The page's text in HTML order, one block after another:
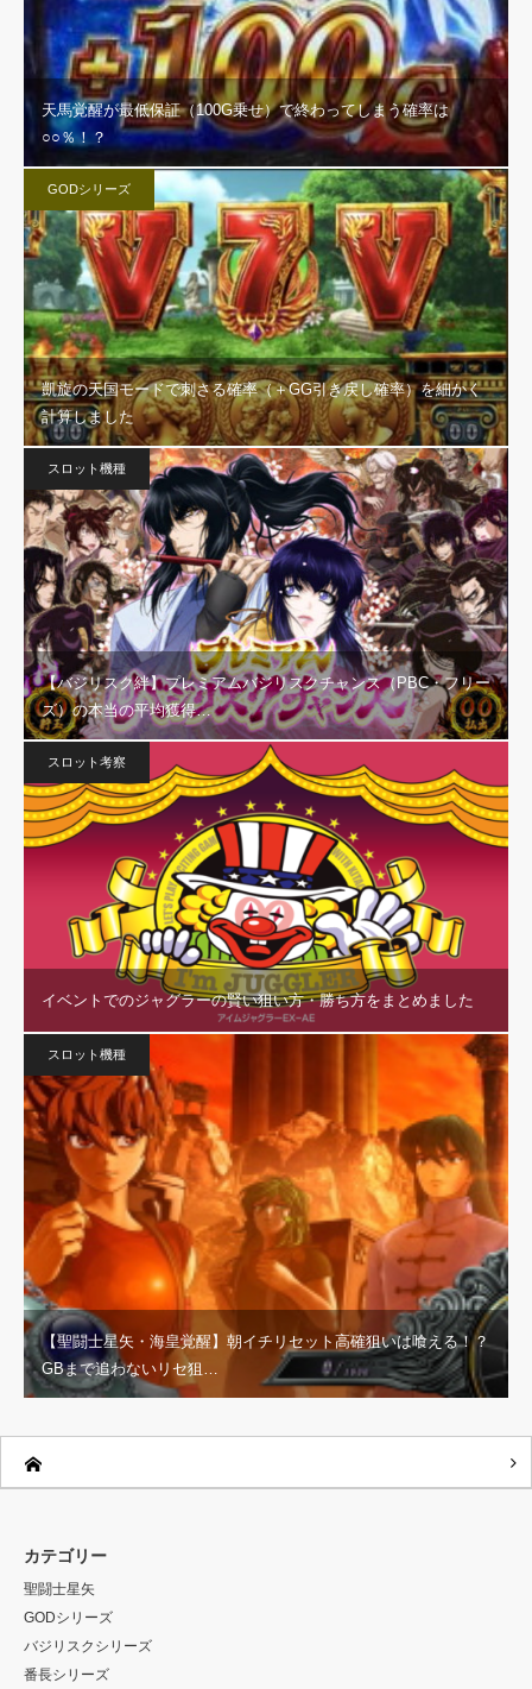
天馬覚醒が最低保証（100G乗せ）で終わってしまう確率は
○○％！？
GODシリーズ
凱旋の天国モードで刺さる確率（＋GG引き戻し確率）を細かく
計算しました
スロット機種
【バジリスク絆】プレミアムバジリスクチャンス（PBC・フリー
ズ）の本当の平均獲得…
スロット考察
イベントでのジャグラーの賢い狙い方・勝ち方をまとめました
スロット機種
【聖闘士星矢・海皇覚醒】朝イチリセット高確狙いは喰える！？
GBまで追わないリセ狙…
カテゴリー
聖闘士星矢
GODシリーズ
バジリスクシリーズ
番長シリーズ